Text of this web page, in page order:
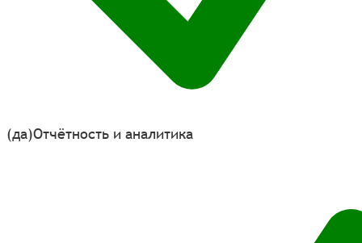
(да)Отчётность и аналитика